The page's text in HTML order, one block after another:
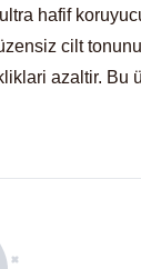
hafif
cilt
azaltir.